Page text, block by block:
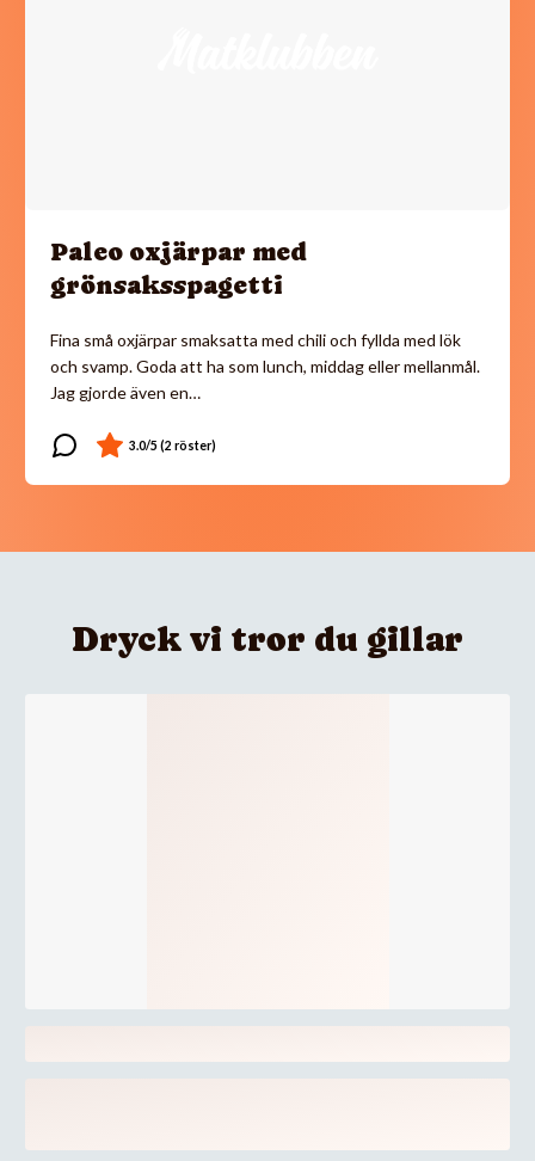
Paleo oxjärpar med
grönsaksspagetti
Fina små oxjärpar smaksatta med chili och fyllda med lök
och svamp. Goda att ha som lunch, middag eller mellanmål.
Jag gjorde även en…
Dryck vi tror du gillar